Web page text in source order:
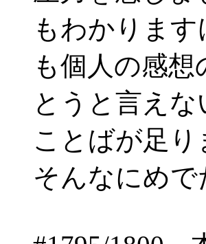
もわかりま
も個人の感
とうと言え
ことばが足
そんなにめ